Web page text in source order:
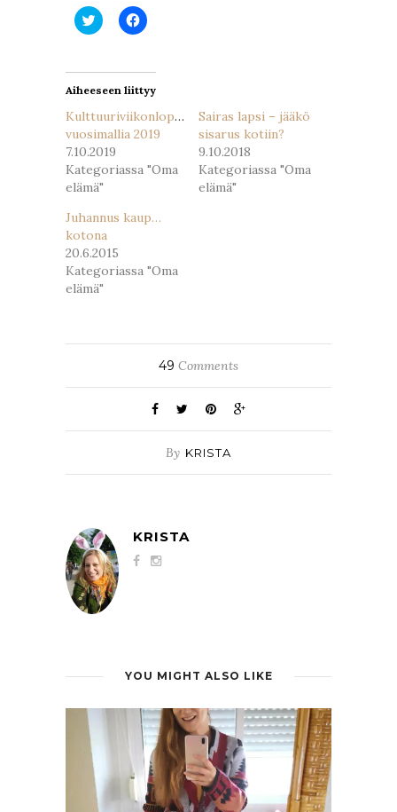
Jaa
Twitterissä(Avautuu
Jaa
Facebookissa(Avautuu
Aiheeseen liittyy
Kulttuuriviikonloppu
vuosimallia 2019
7.10.2019
Kategoriassa "Oma
elämä"
Sairas lapsi – jääkö
sisarus kotiin?
9.10.2018
Kategoriassa "Oma
elämä"
Juhannus kaup…
kotona
20.6.2015
Kategoriassa "Oma
elämä"
49 Comments
By KRISTA
KRISTA
YOU MIGHT ALSO LIKE